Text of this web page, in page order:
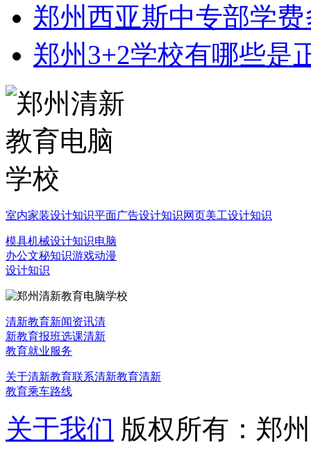
郑州西亚斯中专部学
郑州3+2学校有哪些是
室内家装设计知识平面广告设计知识网页美工设计知识
模具机械设计知识电脑
办公文秘知识游戏动漫
设计知识
清新教育新闻资讯清
新教育报班选课清新
教育就业服务
关于清新教育联系清新教育清新
教育乘车路线
关于我们 版权所有：郑